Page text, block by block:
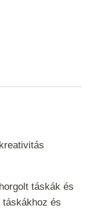
táskák és
táskákhoz és